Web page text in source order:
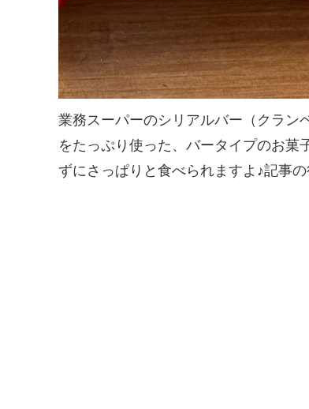
業務スーパーのシリアルバー（クラン
をたっぷり使った、バータイプのお菓
ずにさっぱりと食べられますよ♪記事